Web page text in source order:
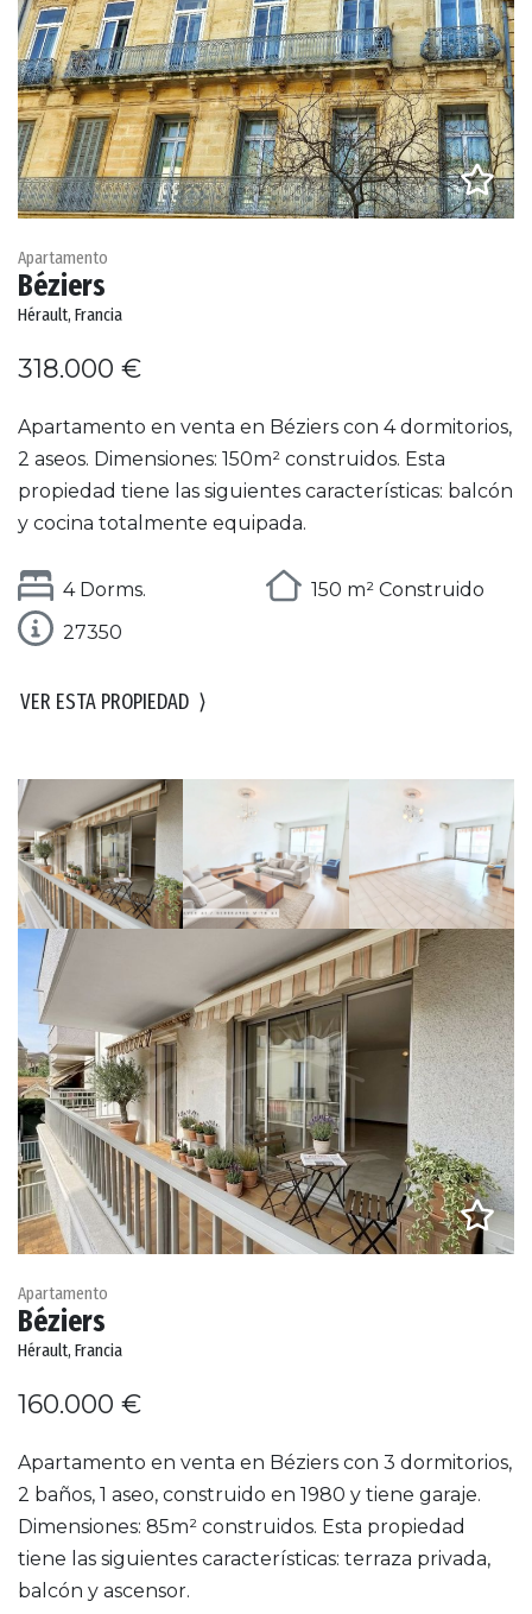
Apartamento
Béziers
Hérault, Francia
318.000 €
Apartamento en venta en Béziers con 4 dormitorios,
2 aseos. Dimensiones: 150m² construidos. Esta
propiedad tiene las siguientes características: balcón
y cocina totalmente equipada.
4 Dorms.
150 m² Construido
27350
VER ESTA PROPIEDAD ⟩
Apartamento
Béziers
Hérault, Francia
160.000 €
Apartamento en venta en Béziers con 3 dormitorios,
2 baños, 1 aseo, construido en 1980 y tiene garaje.
Dimensiones: 85m² construidos. Esta propiedad
tiene las siguientes características: terraza privada,
balcón y ascensor.